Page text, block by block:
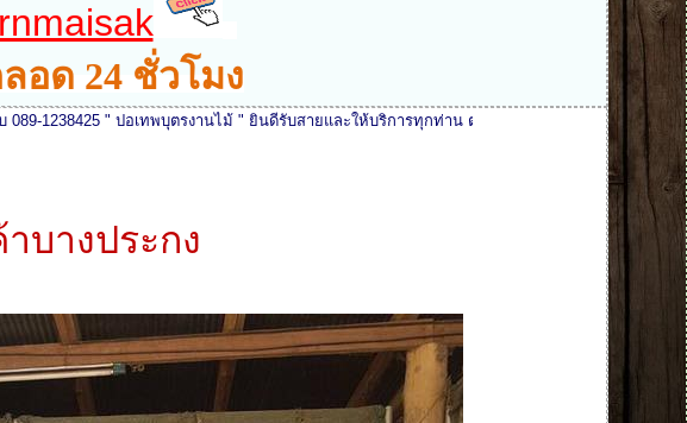
อด 24 ชั่วโมง
" ปอเทพบุตรงานไม้ " ยินดีรับสายและให้บริการทุกท่าน ตลอด 24 ชั่วโมงครับ
บางประกง